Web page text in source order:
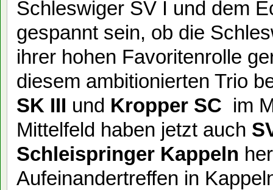
Schleswiger SV I und dem
gespannt sein, ob die
ihrer hohen Favoritenrolle
diesem ambitionierten Trio
SK III und Kropper SC im
Mittelfeld haben jetzt auch
Schleispringer Kappeln
Aufeinandertreffen in